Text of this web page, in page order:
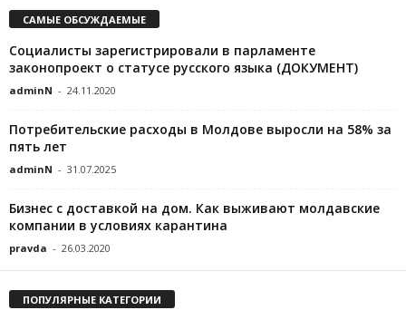
САМЫЕ ОБСУЖДАЕМЫЕ
Социалисты зарегистрировали в парламенте
законопроект о статусе русского языка (ДОКУМЕНТ)
adminN - 24.11.2020
Потребительские расходы в Молдове выросли на 58% за
пять лет
adminN - 31.07.2025
Бизнес с доставкой на дом. Как выживают молдавские
компании в условиях карантина
pravda - 26.03.2020
ПОПУЛЯРНЫЕ КАТЕГОРИИ